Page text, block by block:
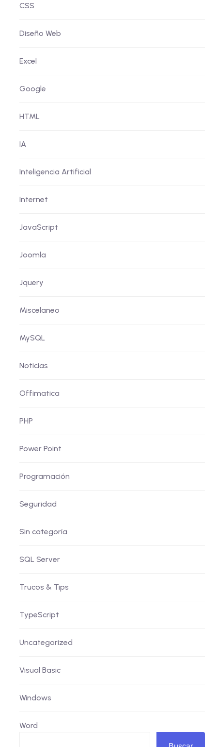
CSS
Diseño Web
Excel
Google
HTML
IA
Inteligencia Artificial
Internet
JavaScript
Joomla
Jquery
Miscelaneo
MySQL
Noticias
Offimatica
PHP
Power Point
Programación
Seguridad
Sin categoría
SQL Server
Trucos & Tips
TypeScript
Uncategorized
Visual Basic
Windows
Word